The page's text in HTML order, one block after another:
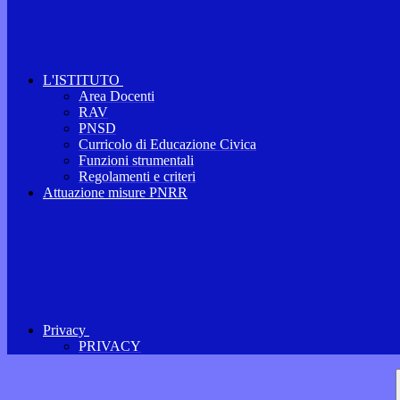
L'ISTITUTO
Area Docenti
RAV
PNSD
Curricolo di Educazione Civica
Funzioni strumentali
Regolamenti e criteri
Attuazione misure PNRR
Privacy
PRIVACY